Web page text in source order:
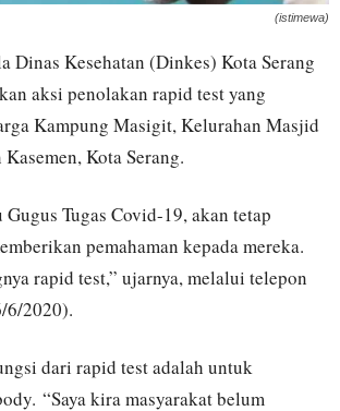
(istimewa)
Dinas Kesehatan (Dinkes) Kota Serang
aksi penolakan rapid test yang
Kampung Masigit, Kelurahan Masjid
Kota Serang.
Tugas Covid-19, akan tetap
pemahaman kepada mereka.
rapid test,” ujarnya, melalui telepon
6/2020).
dari rapid test adalah untuk
“Saya kira masyarakat belum